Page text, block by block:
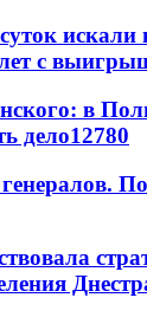
с
в
дело12780